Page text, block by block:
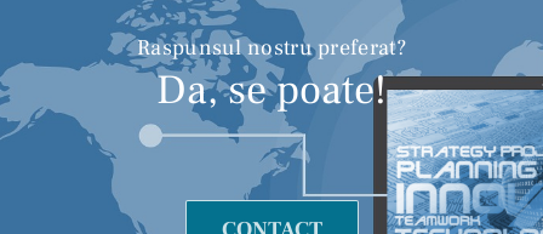
Raspunsul nostru preferat?
Da, se poate!